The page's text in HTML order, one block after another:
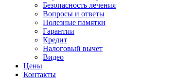
Безопасность лечения
Вопросы и ответы
Полезные памятки
Гарантии
Кредит
Налоговый вычет
Видео
Цены
Контакты